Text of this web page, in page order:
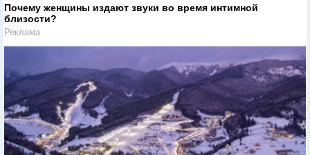
Почему женщины издают звуки во время интимной
близости?
Реклама